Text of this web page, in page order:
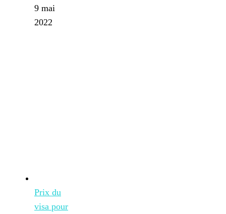
9 mai
2022
Prix du
visa pour